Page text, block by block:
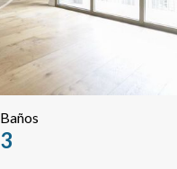
Baños
3